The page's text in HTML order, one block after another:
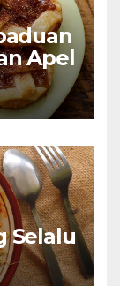
Apel
Selalu